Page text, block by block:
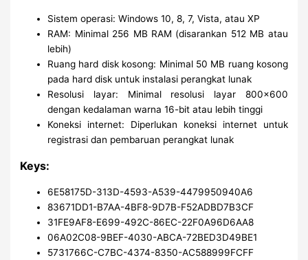
Sistem operasi: Windows 10, 8, 7, Vista, atau XP
RAM: Minimal 256 MB RAM (disarankan 512 MB atau
lebih)
Ruang hard disk kosong: Minimal 50 MB ruang kosong
pada hard disk untuk instalasi perangkat lunak
Resolusi layar: Minimal resolusi layar 800×600
dengan kedalaman warna 16-bit atau lebih tinggi
Koneksi internet: Diperlukan koneksi internet untuk
registrasi dan pembaruan perangkat lunak
Keys:
6E58175D-313D-4593-A539-4479950940A6
83671DD1-B7AA-4BF8-9D7B-F52ADBD7B3CF
31FE9AF8-E699-492C-86EC-22F0A96D6AA8
06A02C08-9BEF-4030-ABCA-72BED3D49BE1
5731766C-C7BC-4374-8350-AC588999FCFF